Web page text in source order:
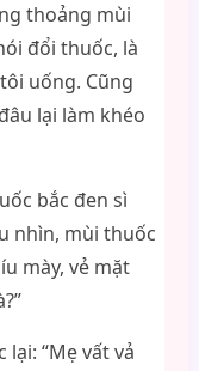
thoảng mùi
đổi thuốc, là
uống. Cũng
lại làm khéo
bắc đen sì
nhìn, mùi thuốc
mày, vẻ mặt
“Mẹ vất vả